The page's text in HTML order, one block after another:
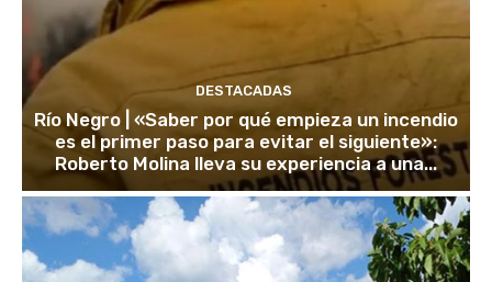
DESTACADAS
Río Negro | «Saber por qué empieza un incendio
es el primer paso para evitar el siguiente»:
Roberto Molina lleva su experiencia a una...